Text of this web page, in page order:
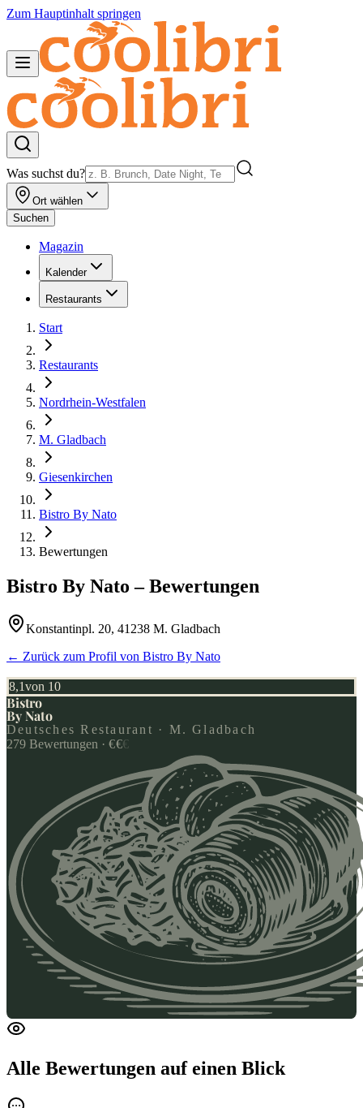
Zum Hauptinhalt springen
Was suchst du?
Ort wählen
Suchen
Magazin
Kalender
Restaurants
Start
Restaurants
Nordrhein-Westfalen
M. Gladbach
Giesenkirchen
Bistro By Nato
Bewertungen
Bistro By Nato – Bewertungen
Konstantinpl. 20, 41238 M. Gladbach
← Zurück zum Profil von Bistro By Nato
8,1von 10
Bistro
By Nato
Deutsches Restaurant · M. Gladbach
279 Bewertungen · €€€
Alle Bewertungen auf einen Blick